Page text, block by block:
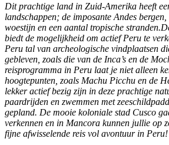
Dit prachtige land in Zuid-Amerika heeft
landschappen; de imposante Andes
woestijn en een aantal tropische stranden.
biedt de mogelijkheid om actief Peru te
Peru tal van archeologische vindplaatsen
gebleven, zoals die van de Inca’s en de
reisprogramma in Peru laat je niet alleen
hoogtepunten, zoals Machu Picchu en de
lekker actief bezig zijn in deze prachtige
paardrijden en zwemmen met
gepland. De mooie koloniale stad Cusco
verkennen en in Mancora kunnen jullie op
fijne afwisselende reis vol avontuur in Peru!